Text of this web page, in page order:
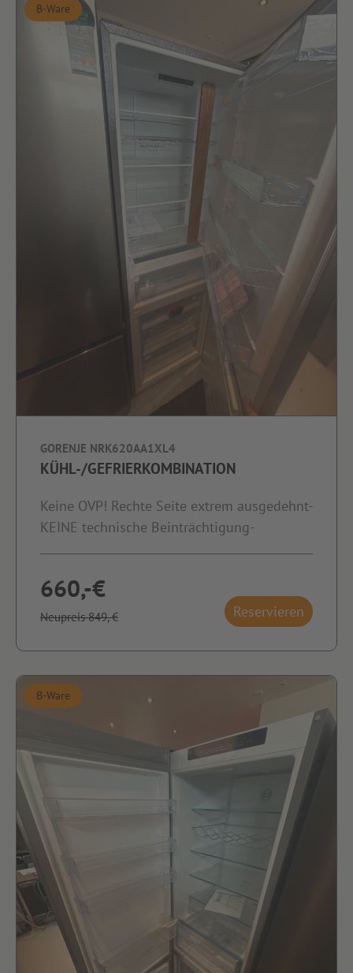
B-Ware
GORENJE NRK620AA1XL4
KÜHL-/GEFRIERKOMBINATION
Keine OVP! Rechte Seite extrem ausgedehnt-
KEINE technische Beinträchtigung-
660,-€
Neupreis 849,-€ Reservieren
B-Ware